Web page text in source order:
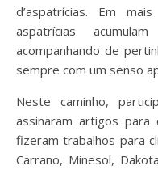
d’aspatrícias. Em
aspatrícias
acompanhando de
sempre com um senso
Neste caminho,
assinaram artigos para
fizeram trabalhos para
Carrano, Minesol,